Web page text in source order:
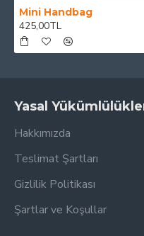
Mini Handbag
425,00TL
Yasal
Hakkımızda
Teslimat Şartları
Gizlilik Politikası
Şartlar ve Koşullar